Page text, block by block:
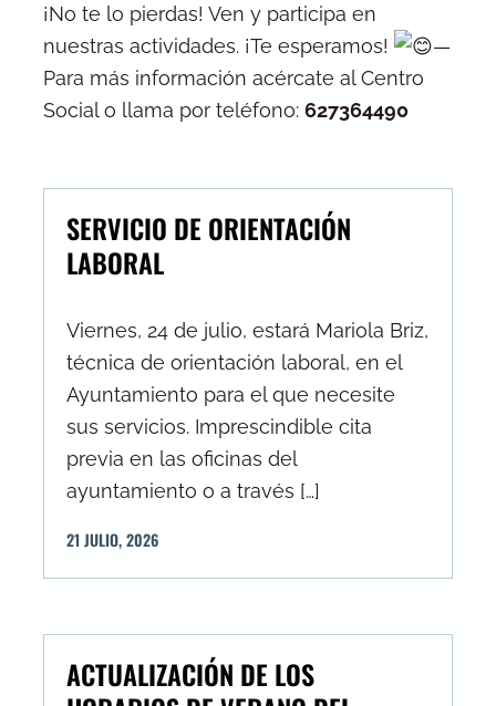
¡No te lo pierdas! Ven y participa en
nuestras actividades. ¡Te esperamos!
—
Para más información acércate al Centro
Social o llama por teléfono: 627364490
SERVICIO DE ORIENTACIÓN
LABORAL
Viernes, 24 de julio, estará Mariola Briz,
técnica de orientación laboral, en el
Ayuntamiento para el que necesite
sus servicios. Imprescindible cita
previa en las oficinas del
ayuntamiento o a través […]
21 JULIO,2026
ACTUALIZACIÓN DE LOS